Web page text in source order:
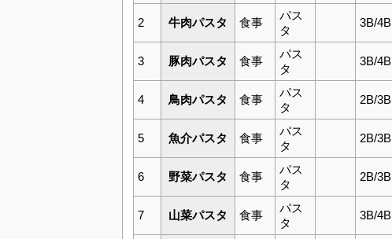
2 牛肉パスタ 食事
パス
タ
3B/4B
3 豚肉パスタ 食事
パス
タ
3B/4B
4 鳥肉パスタ 食事
パス
タ
2B/3B
5 魚介パスタ 食事
パス
タ
2B/3B
6 野菜パスタ 食事
パス
タ
2B/3B
7 山菜パスタ 食事
パス
タ
3B/4B